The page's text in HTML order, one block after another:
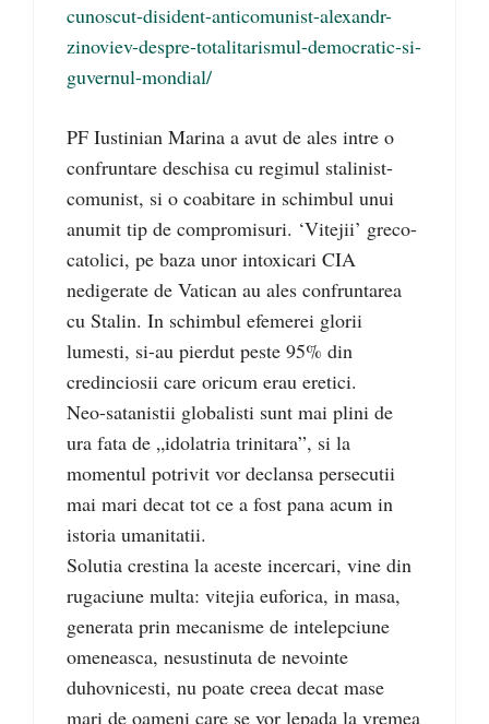
cunoscut-disident-anticomunist-alexandr-
zinoviev-despre-totalitarismul-democratic-si-
guvernul-mondial/
PF Iustinian Marina a avut de ales intre o
confruntare deschisa cu regimul stalinist-
comunist, si o coabitare in schimbul unui
anumit tip de compromisuri. ‘Vitejii’ greco-
catolici, pe baza unor intoxicari CIA
nedigerate de Vatican au ales confruntarea
cu Stalin. In schimbul efemerei glorii
lumesti, si-au pierdut peste 95% din
credinciosii care oricum erau eretici.
Neo-satanistii globalisti sunt mai plini de
ura fata de „idolatria trinitara”, si la
momentul potrivit vor declansa persecutii
mai mari decat tot ce a fost pana acum in
istoria umanitatii.
Solutia crestina la aceste incercari, vine din
rugaciune multa: vitejia euforica, in masa,
generata prin mecanisme de intelepciune
omeneasca, nesustinuta de nevointe
duhovnicesti, nu poate creea decat mase
mari de oameni care se vor lepada la vremea